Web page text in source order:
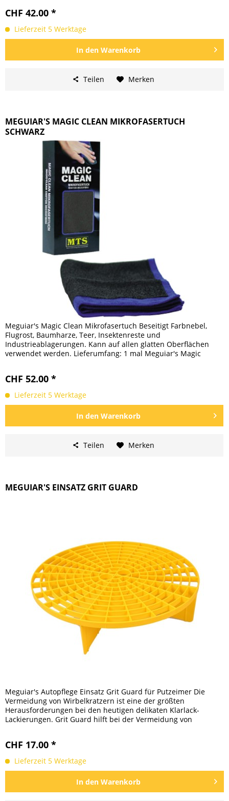
CHF 42.00 *
Lieferzeit 5 Werktage
In den Warenkorb
Teilen Merken
MEGUIAR'S MAGIC CLEAN MIKROFASERTUCH
SCHWARZ
Meguiar's Magic Clean Mikrofasertuch Beseitigt Farbnebel,
Flugrost, Baumharze, Teer, Insektenreste und
Industrieablagerungen. Kann auf allen glatten Oberflächen
verwendet werden. Lieferumfang: 1 mal Meguiar's Magic
CHF 52.00 *
Lieferzeit 5 Werktage
In den Warenkorb
Teilen Merken
MEGUIAR'S EINSATZ GRIT GUARD
Meguiar's Autopflege Einsatz Grit Guard für Putzeimer Die
Vermeidung von Wirbelkratzern ist eine der größten
Herausforderungen bei den heutigen delikaten Klarlack-
Lackierungen. Grit Guard hilft bei der Vermeidung von
CHF 17.00 *
Lieferzeit 5 Werktage
In den Warenkorb